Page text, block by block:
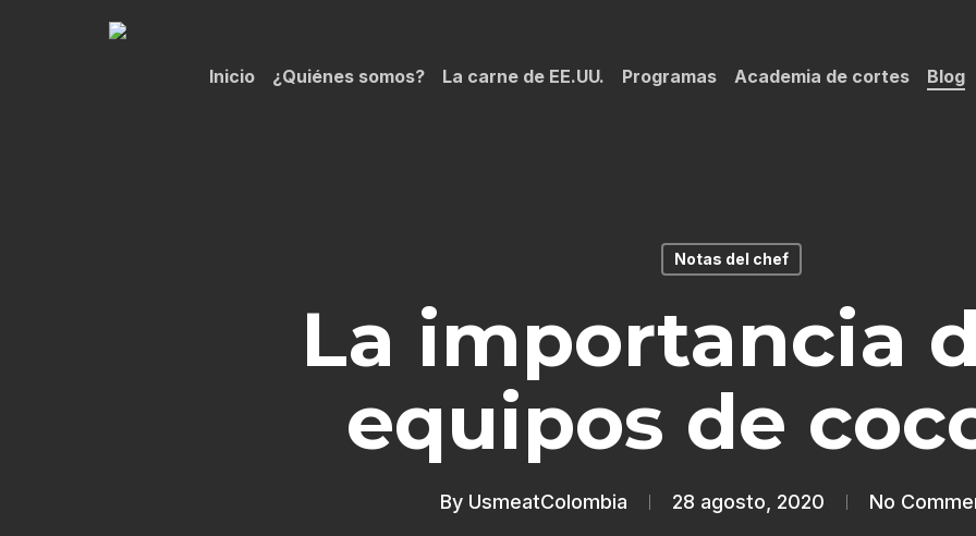
Inicio ¿Quiénes somos? La carne de EE.UU. Programas Academia de cortes Blog
Notas del chef
La importancia
equipos de
By UsmeatColombia 28 agosto, 2020 No